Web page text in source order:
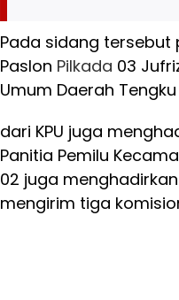
Pada sidang tersebut
Paslon Pilkada 03
Umum Daerah
dari KPU juga
Panitia Pemilu
02 juga
mengirim tiga